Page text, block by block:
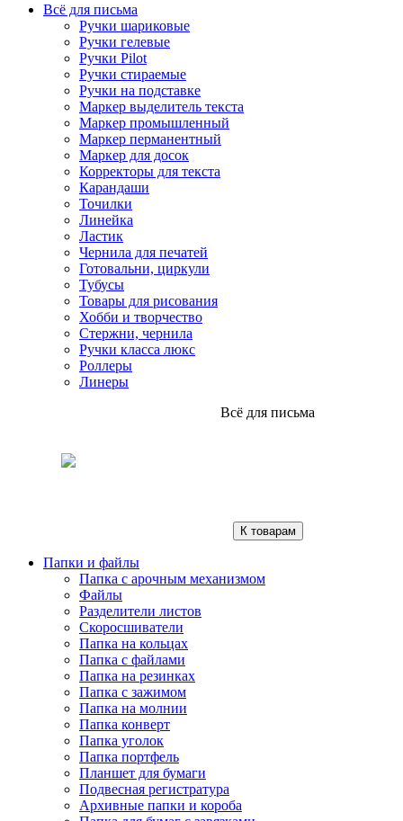
Всё для письма
Ручки шариковые
Ручки гелевые
Ручки Pilot
Ручки стираемые
Ручки на подставке
Маркер выделитель текста
Маркер промышленный
Маркер перманентный
Маркер для досок
Корректоры для текста
Карандаши
Точилки
Линейка
Ластик
Чернила для печатей
Готовальни, циркули
Тубусы
Товары для рисования
Хобби и творчество
Стержни, чернила
Ручки класса люкс
Роллеры
Линеры
Всё для письма
К товарам
Папки и файлы
Папка с арочным механизмом
Файлы
Разделители листов
Скоросшиватели
Папка на кольцах
Папка с файлами
Папка на резинках
Папка с зажимом
Папка на молнии
Папка конверт
Папка уголок
Папка портфель
Планшет для бумаги
Подвесная регистратура
Архивные папки и короба